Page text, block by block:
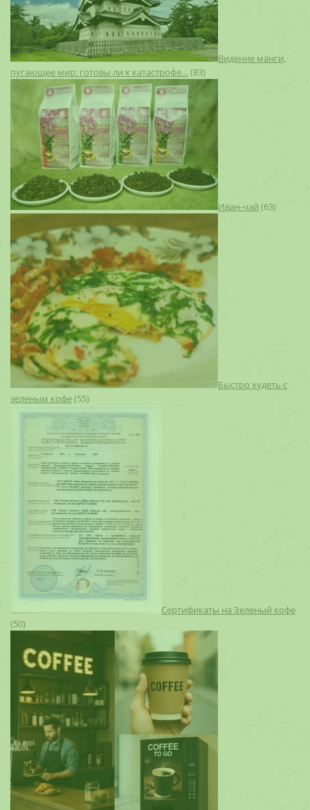
Видение манги,
пугающее мир: готовы ли к катастрофе… (83)
Иван-чай (63)
Быстро худеть с
зеленым кофе(55)
Сертификаты на Зеленый кофе
(50)